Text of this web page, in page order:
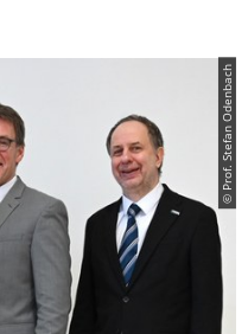
© Prof. Stefan Odenbach